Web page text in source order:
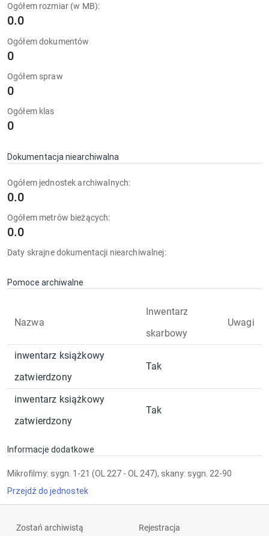
Ogółem rozmiar (w MB):
0.0
Ogółem dokumentów
0
Ogółem spraw
0
Ogółem klas
0
Dokumentacja niearchiwalna
Ogółem jednostek archiwalnych:
0.0
Ogółem metrów bieżących:
0.0
Daty skrajne dokumentacji niearchiwalnej:
Pomoce archiwalne
Nazwa
Inwentarz
skarbowy
Uwagi
inwentarz książkowy
zatwierdzony
Tak
inwentarz książkowy
zatwierdzony
Tak
Informacje dodatkowe
Mikrofilmy: sygn. 1-21 (OL 227 - OL 247), skany: sygn. 22-90
Przejdź do jednostek
Zostań archiwistą Rejestracja